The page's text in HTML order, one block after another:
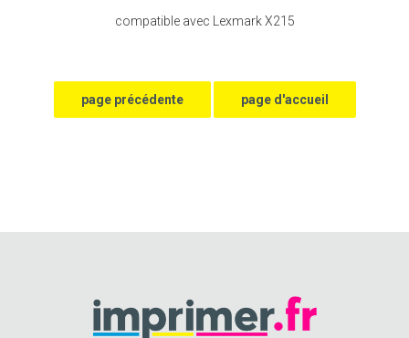
compatible avec Lexmark X215